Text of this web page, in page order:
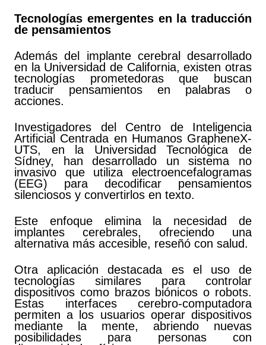
Tecnologías emergentes en la traducción
de pensamientos
Además del implante cerebral desarrollado
en la Universidad de California, existen otras
tecnologías prometedoras que buscan
traducir pensamientos en palabras o
acciones.
Investigadores del Centro de Inteligencia
Artificial Centrada en Humanos GrapheneX-
UTS, en la Universidad Tecnológica de
Sídney, han desarrollado un sistema no
invasivo que utiliza electroencefalogramas
(EEG) para decodificar pensamientos
silenciosos y convertirlos en texto.
Este enfoque elimina la necesidad de
implantes cerebrales, ofreciendo una
alternativa más accesible, reseñó con salud.
Otra aplicación destacada es el uso de
tecnologías similares para controlar
dispositivos como brazos biónicos o robots.
Estas interfaces cerebro-computadora
permiten a los usuarios operar dispositivos
mediante la mente, abriendo nuevas
posibilidades para personas con